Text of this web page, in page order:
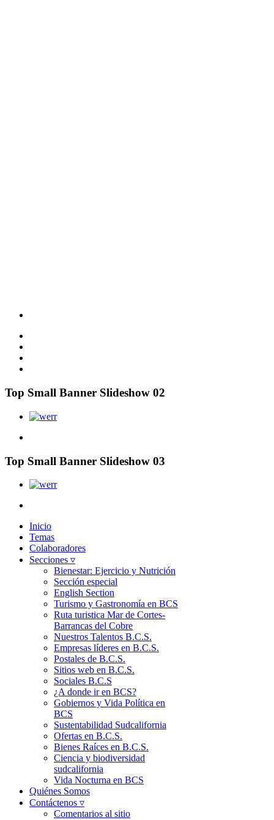
Top Small Banner Slideshow 02
Top Small Banner Slideshow 03
Inicio
Temas
Colaboradores
Secciones ▿
Bienestar: Ejercicio y Nutrición
Sección especial
English Section
Turismo y Gastronomía en BCS
Ruta turistica Mar de Cortes-
Barrancas del Cobre
Nuestros Talentos B.C.S.
Empresas líderes en B.C.S.
Postales de B.C.S.
Sitios web en B.C.S.
Sociales B.C.S
¿A donde ir en BCS?
Gobiernos y Vida Política en
BCS
Sustentabilidad Sudcalifornia
Ofertas en B.C.S.
Bienes Raíces en B.C.S.
Ciencia y biodiversidad
sudcalifornia
Vida Nocturna en BCS
Quiénes Somos
Contáctenos ▿
Comentarios al sitio